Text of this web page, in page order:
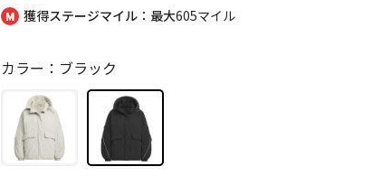
獲得ステージマイル：最大605マイル
カラー：ブラック